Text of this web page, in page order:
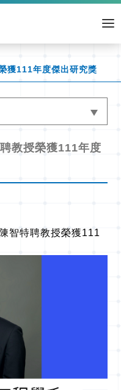
獲111年度傑出研究獎
教授榮獲111年度
智特聘教授榮獲111